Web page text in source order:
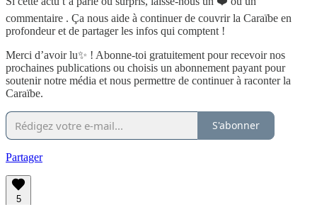
commentaire . Ça nous aide à continuer de couvrir la Caraïbe en
profondeur et de partager les infos qui comptent !
Merci d’avoir lu✨ ! Abonne-toi gratuitement pour recevoir nos
prochaines publications ou choisis un abonnement payant pour
soutenir notre média et nous permettre de continuer à raconter la
Caraïbe.
S'abonner
Partager
5